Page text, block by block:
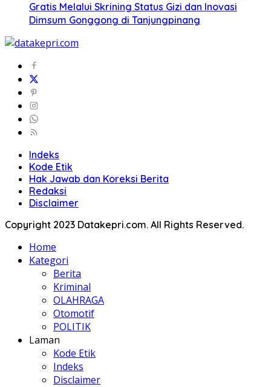
Gratis Melalui Skrining Status Gizi dan Inovasi
Dimsum Gonggong di Tanjungpinang
Indeks
Kode Etik
Hak Jawab dan Koreksi Berita
Redaksi
Disclaimer
Copyright 2023 Datakepri.com. All Rights Reserved.
Home
Kategori
Berita
Kriminal
OLAHRAGA
Otomotif
POLITIK
Laman
Kode Etik
Indeks
Disclaimer